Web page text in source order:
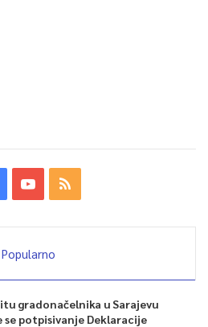
Popularno
gradonačelnika u Sarajevu
se potpisivanje Deklaracije